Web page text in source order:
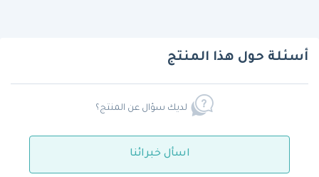
أسئلة حول هذا المنتج
لديك سؤال عن المنتج؟
اسأل خبرائنا